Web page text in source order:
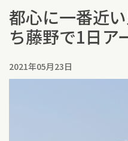
都心に一番近
ち藤野で1日ア
2021年05月23日